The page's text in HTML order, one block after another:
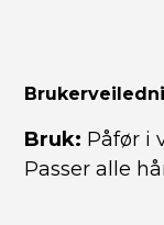
Bruk: Påfør i
Passer alle